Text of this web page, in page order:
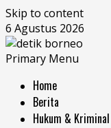
Skip to content
6 Agustus 2026
Primary Menu
Home
Berita
Hukum & Kriminal